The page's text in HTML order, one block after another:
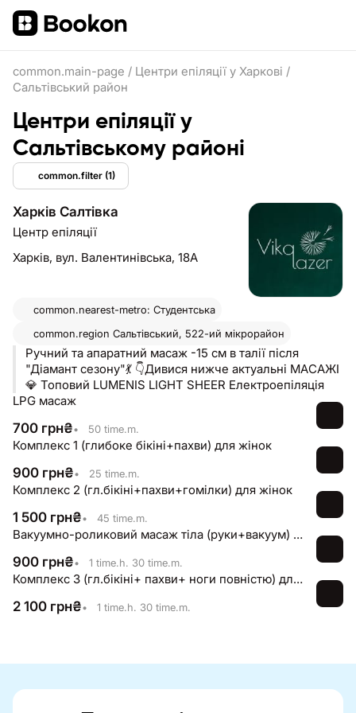
common.main-page / Центри епіляції у Харкові /
Сальтівський район
Центри епіляції у
Сальтівському районі
common.filter (1)
Харків Салтівка
Центр епіляції
Харків, вул. Валентинівська, 18А
common.nearest-metro: Студентська
common.region Сальтівський, 522-ий мікрорайон
Ручний та апаратний масаж -15 см в талії після
"Діамант сезону"💃 👇Дивися нижче актуальні МАСАЖІ
💎 Топовий LUMENIS LIGHT SHEER Електроепіляція
LPG масаж
700 грн₴• 50 time.m.
Комплекс 1 (глибоке бікіні+пахви) для жінок
900 грн₴• 25 time.m.
Комплекс 2 (гл.бікіні+пахви+гомілки) для жінок
1 500 грн₴• 45 time.m.
Вакуумно-роликовий масаж тіла (руки+вакуум) жіночий
900 грн₴• 1 time.h. 30 time.m.
Комплекс 3 (гл.бікіні+ пахви+ ноги повністю) для жінок
2 100 грн₴• 1 time.h. 30 time.m.